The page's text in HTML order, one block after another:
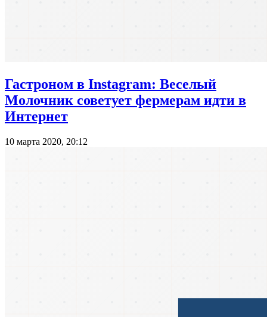
Гастроном в Instagram: Веселый
Молочник советует фермерам идти в
Интернет
10 марта 2020, 20:12